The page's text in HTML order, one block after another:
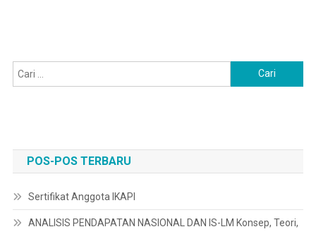
untuk:
POS-POS TERBARU
Sertifikat Anggota IKAPI
ANALISIS PENDAPATAN NASIONAL DAN IS-LM Konsep, Teori,